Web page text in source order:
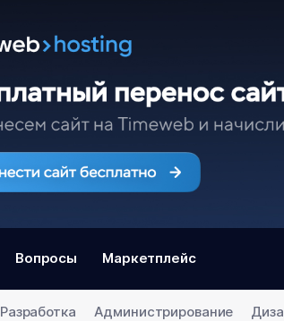
Вопросы Маркетплейс
Разработка Администрирование